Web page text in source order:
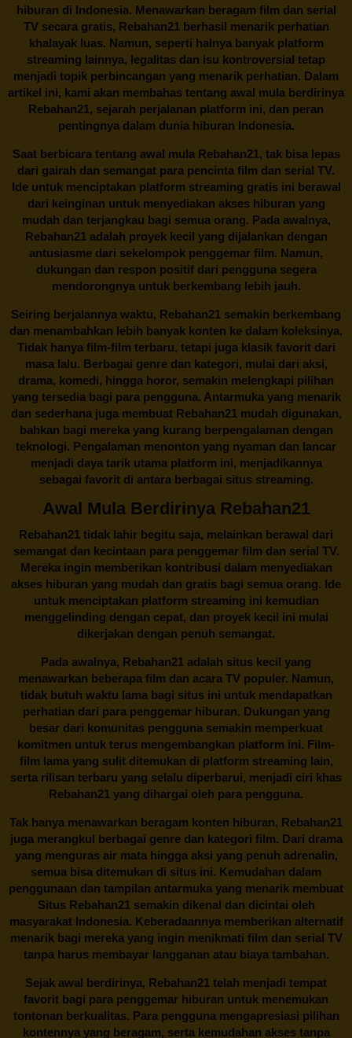
hiburan di Indonesia. Menawarkan beragam film dan serial
TV secara gratis, Rebahan21berhasil menarik perhatian
khalayak luas. Namun, seperti halnya banyak platform
streaming lainnya, legalitas dan isu kontroversial tetap
menjadi topik perbincangan yang menarik perhatian. Dalam
artikel ini, kami akan membahas tentang awal mula berdirinya
Rebahan21, sejarah perjalanan platform ini, dan peran
pentingnya dalam dunia hiburan Indonesia.
Saat berbicara tentang awal mula Rebahan21, tak bisa lepas
dari gairah dan semangat para pencinta film dan serial TV.
Ide untuk menciptakan platform streaming gratis ini berawal
dari keinginan untuk menyediakan akses hiburan yang
mudah dan terjangkau bagi semua orang. Pada awalnya,
Rebahan21 adalah proyek kecil yang dijalankan dengan
antusiasme dari sekelompok penggemar film. Namun,
dukungan dan respon positif dari pengguna segera
mendorongnya untuk berkembang lebih jauh.
Seiring berjalannya waktu, Rebahan21 semakin berkembang
dan menambahkan lebih banyak konten ke dalam koleksinya.
Tidak hanya film-film terbaru, tetapi juga klasik favorit dari
masa lalu. Berbagai genre dan kategori, mulai dari aksi,
drama, komedi, hingga horor, semakin melengkapi pilihan
yang tersedia bagi para pengguna. Antarmuka yang menarik
dan sederhana juga membuatRebahan21mudah digunakan,
bahkan bagi mereka yang kurang berpengalaman dengan
teknologi. Pengalaman menonton yang nyaman dan lancar
menjadi daya tarik utama platform ini, menjadikannya
sebagai favorit di antara berbagai situs streaming.
Awal Mula Berdirinya Rebahan21
Rebahan21 tidak lahir begitu saja, melainkan berawal dari
semangat dan kecintaan para penggemar film dan serial TV.
Mereka ingin memberikan kontribusi dalam menyediakan
akses hiburan yang mudah dan gratis bagi semua orang. Ide
untuk menciptakan platform streaming ini kemudian
menggelinding dengan cepat, dan proyek kecil ini mulai
dikerjakan dengan penuh semangat.
Pada awalnya, Rebahan21 adalah situs kecil yang
menawarkan beberapa film dan acara TV populer. Namun,
tidak butuh waktu lama bagi situs ini untuk mendapatkan
perhatian dari para penggemar hiburan. Dukungan yang
besar dari komunitas pengguna semakin memperkuat
komitmen untuk terus mengembangkan platform ini. Film-
film lama yang sulit ditemukan di platform streaming lain,
serta rilisan terbaru yang selalu diperbarui, menjadi ciri khas
Rebahan21 yang dihargai oleh para pengguna.
Tak hanya menawarkan beragam konten hiburan, Rebahan21
juga merangkul berbagai genre dan kategori film. Dari drama
yang menguras air mata hingga aksi yang penuh adrenalin,
semua bisa ditemukan di situs ini. Kemudahan dalam
penggunaan dan tampilan antarmuka yang menarik membuat
Situs Rebahan21semakin dikenal dan dicintai oleh
masyarakat Indonesia. Keberadaannya memberikan alternatif
menarik bagi mereka yang ingin menikmati film dan serial TV
tanpa harus membayar langganan atau biaya tambahan.
Sejak awal berdirinya, Rebahan21 telah menjadi tempat
favorit bagi para penggemar hiburan untuk menemukan
tontonan berkualitas. Para pengguna mengapresiasi pilihan
kontennya yang beragam, serta kemudahan akses tanpa